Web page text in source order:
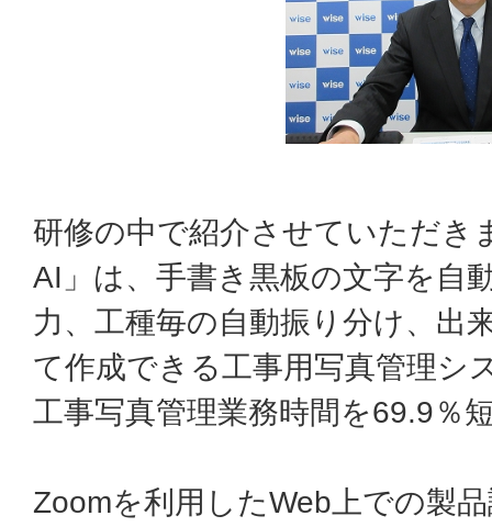
研修の中で紹介させていただき
AI」は、手書き黒板の文字を自
力、工種毎の自動振り分け、出
て作成できる工事用写真管理シ
工事写真管理業務時間を69.9％
Zoomを利用したWeb上での製